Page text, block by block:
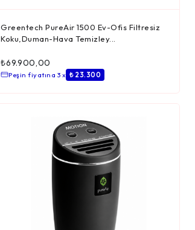
Greentech PureAir 1500 Ev-Ofis Filtresiz
Koku,Duman-Hava Temizley...
₺69.900,00
Peşin fiyatına 3 x ₺ 23.300